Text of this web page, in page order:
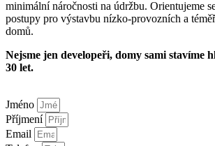
minimální náročnosti na údržbu. Orientujeme
postupy pro výstavbu nízko-provozních a
domů.
Nejsme jen developeři, domy sami stavíme
30 let.
Jméno
Příjmení
Email